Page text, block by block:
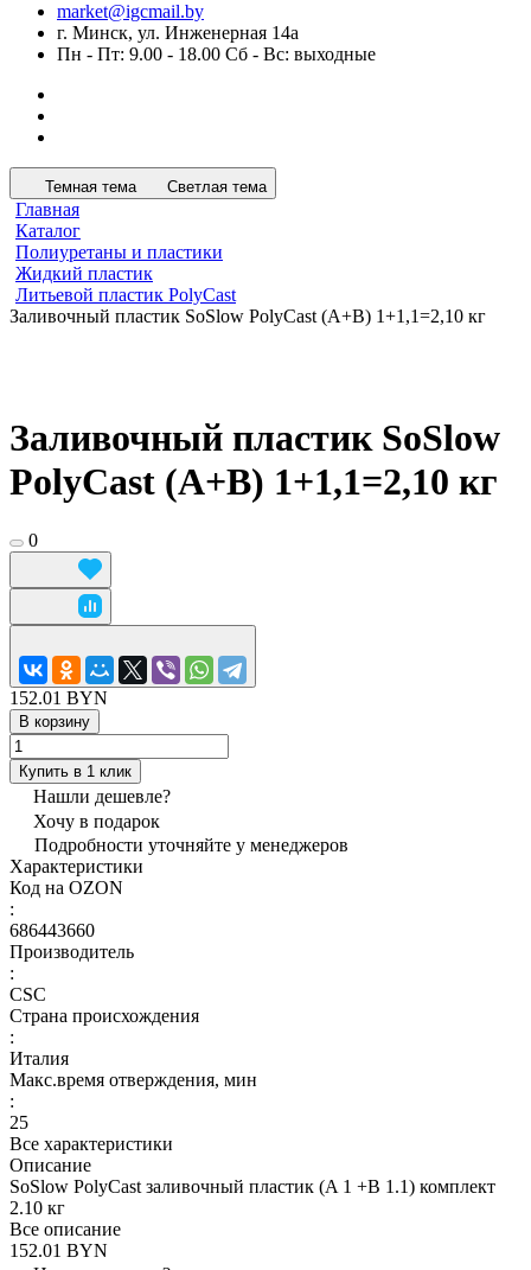
market@igcmail.by
г. Минск, ул. Инженерная 14а
Пн - Пт: 9.00 - 18.00 Сб - Вс: выходные
Темная тема Светлая тема
Главная
Каталог
Полиуретаны и пластики
Жидкий пластик
Литьевой пластик PolyCast
Заливочный пластик SoSlow PolyCast (A+B) 1+1,1=2,10 кг
Заливочный пластик SoSlow
PolyCast (A+B) 1+1,1=2,10 кг
0
152.01 BYN
В корзину
Купить в 1 клик
Нашли дешевле?
Хочу в подарок
Подробности уточняйте у менеджеров
Характеристики
Код на OZON
:
686443660
Производитель
:
CSC
Страна происхождения
:
Италия
Макс.время отверждения, мин
:
25
Все характеристики
Описание
SoSlow PolyCast заливочный пластик (A 1 +B 1.1) комплект
2.10 кг
Все описание
152.01 BYN